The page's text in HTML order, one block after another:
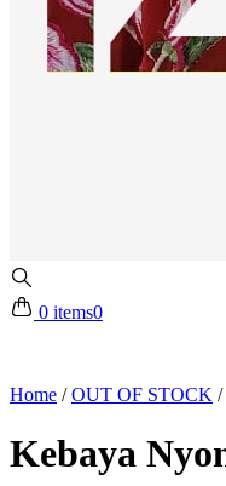
0 items0
Home /OUT OF STOCK /
Kebaya